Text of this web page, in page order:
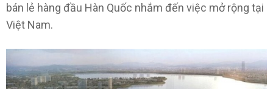
bán lẻ hàng đầu Hàn Quốc nhắm đến việc mở rộng tại
Việt Nam.